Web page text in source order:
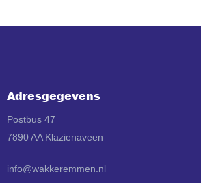
Adresgegevens
Postbus 47
7890 AA Klazienaveen
info@wakkeremmen.nl